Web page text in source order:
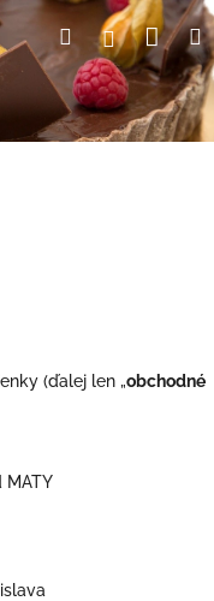
Hľadať
(ďalej len „obchodné
MATY